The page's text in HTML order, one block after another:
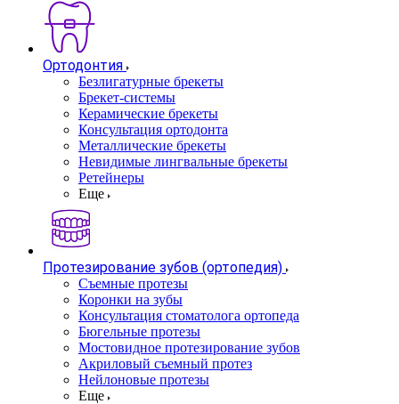
Ортодонтия
Безлигатурные брекеты
Брекет-системы
Керамические брекеты
Консультация ортодонта
Металлические брекеты
Невидимые лингвальные брекеты
Ретейнеры
Еще
Протезирование зубов (ортопедия)
Съемные протезы
Коронки на зубы
Консультация стоматолога ортопеда
Бюгельные протезы
Мостовидное протезирование зубов
Акриловый съемный протез
Нейлоновые протезы
Еще